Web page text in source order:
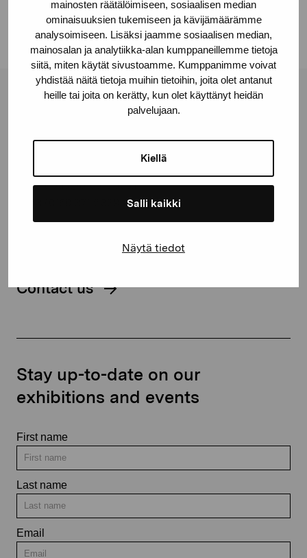
mainosten räätälöimiseen, sosiaalisen median
ominaisuuksien tukemiseen ja kävijämäärämme
analysoimiseen. Lisäksi jaamme sosiaalisen median,
mainosalan ja analytiikka-alan kumppaneillemme tietoja
siitä, miten käytät sivustoamme. Kumppanimme voivat
yhdistää näitä tietoja muihin tietoihin, joita olet antanut
heille tai joita on kerätty, kun olet käyttänyt heidän
palvelujaan.
Kiellä
Salli kaikki
Näytä tiedot
Linkedin
Pro Artibus Foundation
proartibus@proartibus.fi
Contact us
Stay up-to-date on our
exhibitions and events
First name
Last name
Email